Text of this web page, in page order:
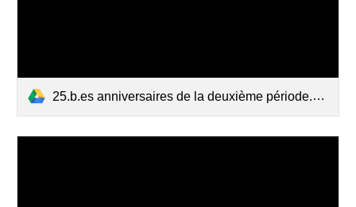
25.b.es anniversaires de la deuxième période.docx (1).pdf